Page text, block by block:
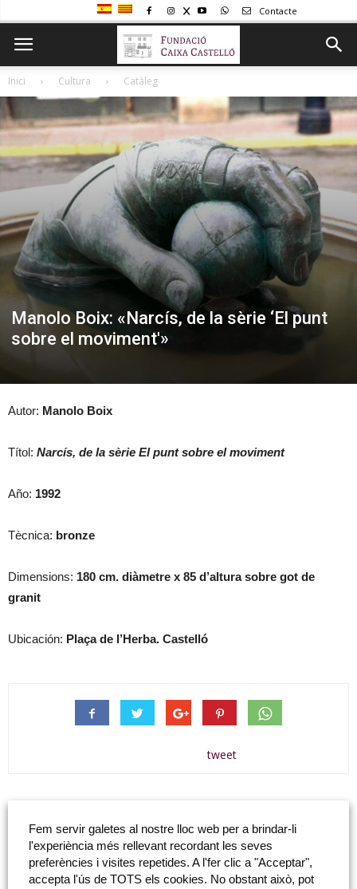
Contacte
Inici Cultura Catàleg
Manolo Boix: «Narcís, de la sèrie ‘El punt
sobre el moviment'»
Autor: Manolo Boix
Títol: Narcís, de la sèrie El punt sobre el moviment
Año: 1992
Tècnica: bronze
Dimensions: 180 cm. diàmetre x 85 d’altura sobre got de
granit
Ubicación: Plaça de l’Herba. Castelló
tweet
Salvador Soria: «Sense títol»
Amat Bellés i Roig: «Rosa dels
Fem servir galetes al nostre lloc web per a brindar-li
l'experiència més rellevant recordant les seves
preferències i visites repetides. A l'fer clic a "Acceptar",
accepta l'ús de TOTS els cookies. No obstant això, pot